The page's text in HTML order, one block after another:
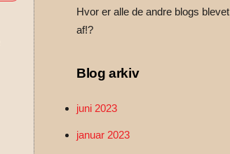
Hvor er alle de andre blogs blevet
af!?
Blog arkiv
juni 2023
januar 2023